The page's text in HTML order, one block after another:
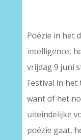
Poëzie in het
intelligence,
vrijdag 9 juni
Festival in
want of het
uiteindelijke
poëzie gaat,